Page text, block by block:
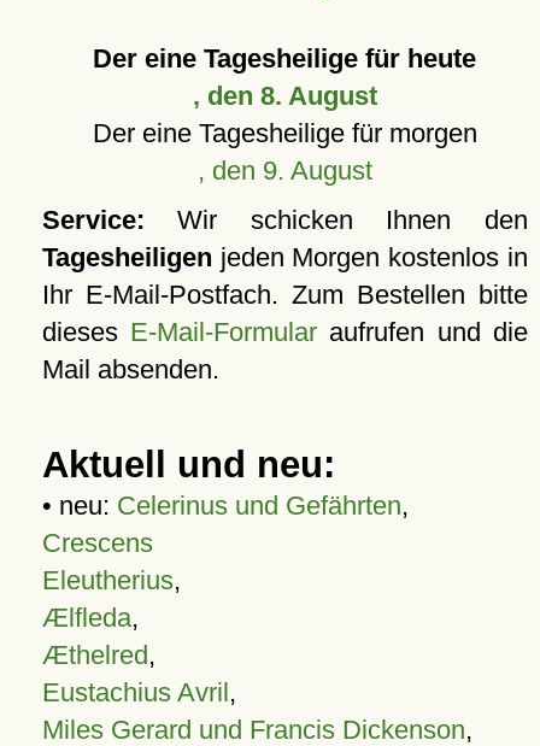
Der eine Tagesheilige für heute
, den 8. August
Der eine Tagesheilige für morgen
, den 9. August
Service: Wir schicken Ihnen den
Tagesheiligen jeden Morgen kostenlos in
Ihr E-Mail-Postfach. Zum Bestellen bitte
dieses E-Mail-Formular aufrufen und die
Mail absenden.
Aktuell und neu:
• neu: Celerinus und Gefährten,
Crescens
Eleutherius,
Ælfleda,
Æthelred,
Eustachius Avril,
Miles Gerard und Francis Dickenson,